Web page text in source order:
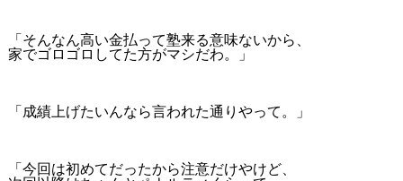
「そんなん高い金払って塾来る意味ないから、
家でゴロゴロしてた方がマシだわ。」
「成績上げたいんなら言われた通りやって。」
「今回は初めてだったから注意だけやけど、